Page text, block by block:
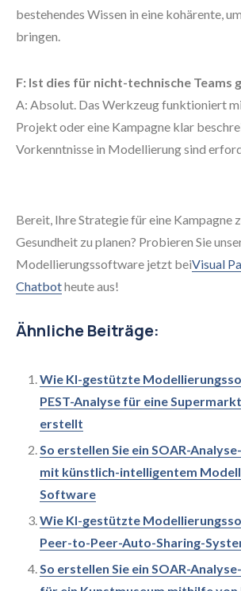
bestehendes Wissen in eine kohärente,
bringen.
F: Ist dies für nicht-technische Teams
A: Absolut. Das Werkzeug funktioniert
Projekt oder eine Kampagne klar
Vorkenntnisse in Modellierung sind
Bereit, Ihre Strategie für eine Kampagne
Gesundheit zu planen? Probieren Sie
Modellierungssoftware jetzt beiVisual
Chatbotheute aus!
Ähnliche Beiträge:
Wie KI-gestützte
PEST-Analyse für eine
erstellt
So erstellen Sie ein SOAR-
mit künstlich-intelligentem
Software
Wie KI-gestützte
Peer-to-Peer-Auto-Sharing-
So erstellen Sie ein SOAR-